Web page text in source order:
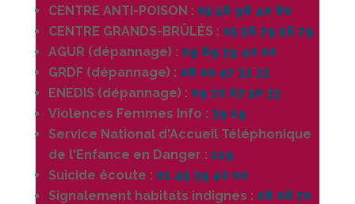
CENTRE ANTI-POISON : 05 56 96 40 80
CENTRE GRANDS-BRÛLÉS : 05 56 79 56 79
AGUR (dépannage) : 09 69 39 40 00
GRDF (dépannage) : 08 00 47 33 33
ENEDIS (dépannage) : 09 72 67 50 33
Violences Femmes Info : 39 19
Service National d'Accueil Téléphonique
de l'Enfance en Danger : 119
Suicide écoute : 01 45 39 40 00
Signalement habitats indignes : 08 06 70